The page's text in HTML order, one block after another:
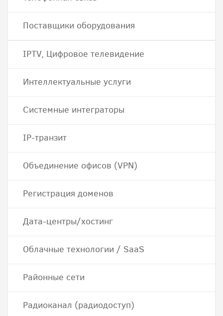
Поставщики оборудования
IPTV, Цифровое телевидение
Интеллектуальные услуги
Системные интеграторы
IP-транзит
Объединение офисов (VPN)
Регистрация доменов
Дата-центры/хостинг
Облачные технологии / SaaS
Районные сети
Радиоканал (радиодоступ)